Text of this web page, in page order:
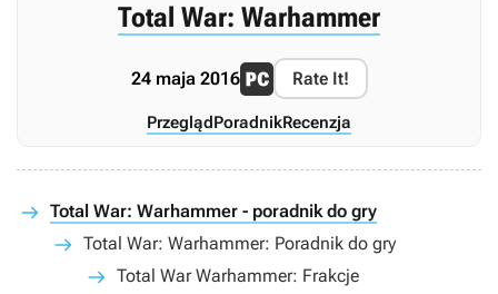
Total War: Warhammer
24 maja 2016 Rate It!
PrzeglądPoradnikRecenzja
Total War: Warhammer - poradnik do gry
Total War: Warhammer: Poradnik do gry
Total War Warhammer: Frakcje